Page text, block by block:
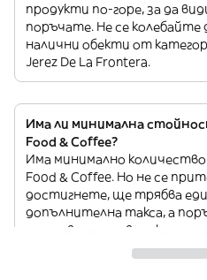
продукти по-горе, за да
поръчате. Не се колебайте
налични обекти от
Jerez De La Frontera.
Има ли минимална
Food & Coffee?
Има минимално
Food & Coffee. Но не се
достигнете, ще трябва
допълнителна такса, а
доставена при всички